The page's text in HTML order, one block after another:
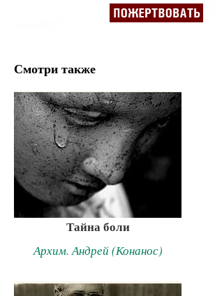
Смотри также
Тайна боли
Архим. Андрей (Конанос)